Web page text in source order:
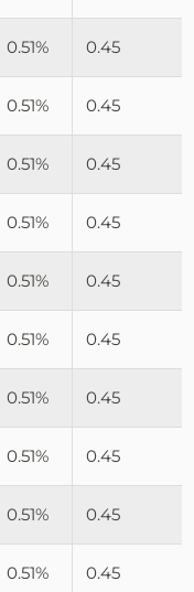
0.51% 0.45
0.51% 0.45
0.51% 0.45
0.51% 0.45
0.51% 0.45
0.51% 0.45
0.51% 0.45
0.51% 0.45
0.51% 0.45
0.51% 0.45